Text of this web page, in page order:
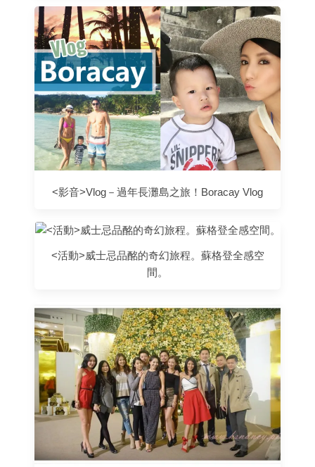
<影音>Vlog－過年長灘島之旅！Boracay Vlog
<活動>威士忌品酩的奇幻旅程。蘇格登全感空
間。